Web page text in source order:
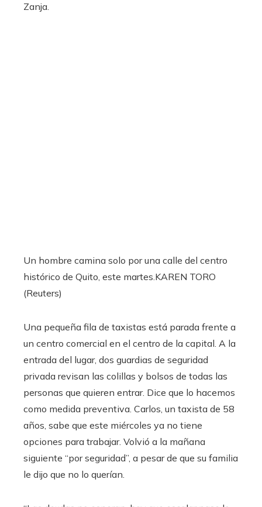
Zanja.
Un hombre camina solo por una calle del centro
histórico de Quito, este martes.KAREN TORO
(Reuters)
Una pequeña fila de taxistas está parada frente a
un centro comercial en el centro de la capital. A la
entrada del lugar, dos guardias de seguridad
privada revisan las colillas y bolsos de todas las
personas que quieren entrar. Dice que lo hacemos
como medida preventiva. Carlos, un taxista de 58
años, sabe que este miércoles ya no tiene
opciones para trabajar. Volvió a la mañana
siguiente “por seguridad”, a pesar de que su familia
le dijo que no lo querían.